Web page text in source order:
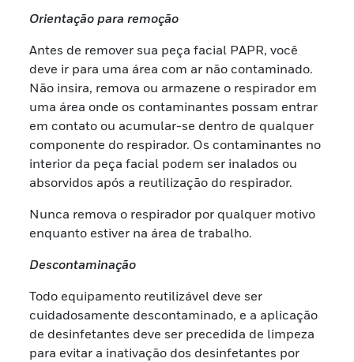
Orientação para remoção
Antes de remover sua peça facial PAPR, você
deve ir para uma área com ar não contaminado.
Não insira, remova ou armazene o respirador em
uma área onde os contaminantes possam entrar
em contato ou acumular-se dentro de qualquer
componente do respirador. Os contaminantes no
interior da peça facial podem ser inalados ou
absorvidos após a reutilização do respirador.
Nunca remova o respirador por qualquer motivo
enquanto estiver na área de trabalho.
Descontaminação
Todo equipamento reutilizável deve ser
cuidadosamente descontaminado, e a aplicação
de desinfetantes deve ser precedida de limpeza
para evitar a inativação dos desinfetantes por